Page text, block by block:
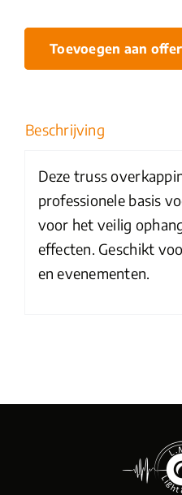
Toevoegen aan
Beschrijving
Deze truss
professionele basis
voor het veilig
effecten. Geschikt
en evenementen.